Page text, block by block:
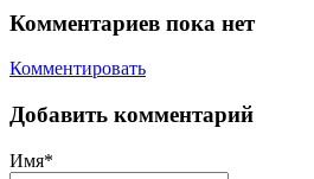
Комментариев пока нет
Комментировать
Добавить комментарий
Имя*